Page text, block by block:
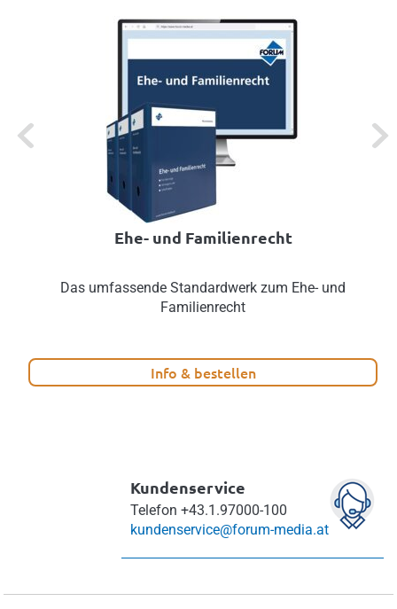
Previous Next
Ehe- und Familienrecht
Das umfassende Standardwerk zum Ehe- und
Familienrecht
Info & bestellen
Kundenservice
Telefon +43.1.97000-100
kundenservice@forum-media.at